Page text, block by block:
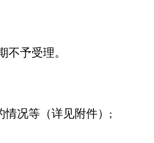
不予受理。
况等（详见附件） ;